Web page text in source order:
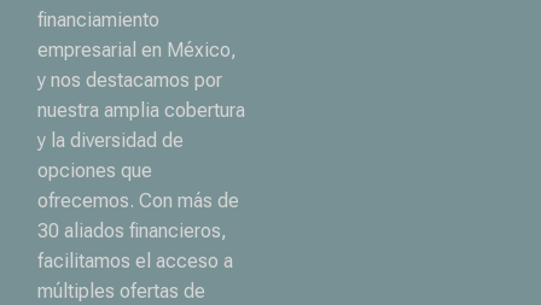
financiamiento
empresarial en México,
y nos destacamos por
nuestra amplia cobertura
y la diversidad de
opciones que
ofrecemos. Con más de
30 aliados financieros,
facilitamos el acceso a
múltiples ofertas de